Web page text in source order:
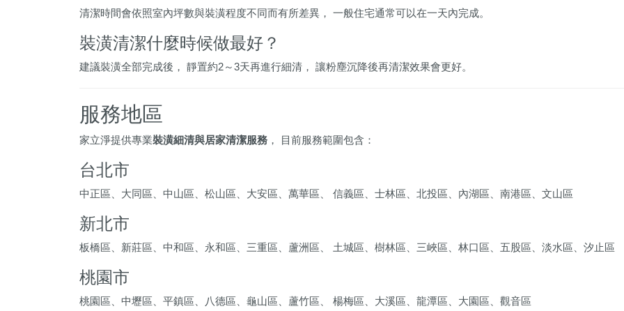
清潔時間會依照室內坪數與裝潢程度不同而有所差異， 一般住宅通常可以在一天內完成。
裝潢清潔什麼時候做最好？
建議裝潢全部完成後， 靜置約2～3天再進行細清， 讓粉塵沉降後再清潔效果會更好。
服務地區
家立淨提供專業裝潢細清與居家清潔服務 ， 目前服務範圍包含：
台北市
中正區、大同區、中山區、松山區、大安區、萬華區、 信義區、士林區、北投區、內湖區、南港區、文山區
新北市
板橋區、新莊區、中和區、永和區、三重區、蘆洲區、 土城區、樹林區、三峽區、林口區、五股區、淡水區、汐止區
桃園市
桃園區、中壢區、平鎮區、八德區、龜山區、蘆竹區、 楊梅區、大溪區、龍潭區、大園區、觀音區